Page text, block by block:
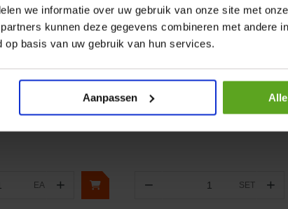
we informatie over uw gebruik van onze site met
kunnen deze gegevens combineren met andere
basis van uw gebruik van hun services.
Aanpassen
rem grootte 3/8"
/ 10L
EA +
Vergelijken
Stuwkrachtset +0,125
Artikelnummer:
Merknaam:FPT Industrial
− SET +